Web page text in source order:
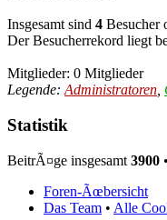
Insgesamt sind 4 Besucher
Der Besucherrekord liegt
Mitglieder: 0 Mitglieder
Legende:Administratoren,
Statistik
BeitrÃ¤ge insgesamt 3900
Foren-Ãœbersicht
Das Team • Alle